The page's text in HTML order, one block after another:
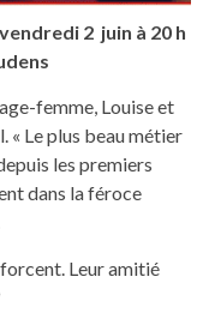
2 juin à 20 h
femme, Louise et
« Le plus beau métier
les premiers
dans la féroce
Leur amitié